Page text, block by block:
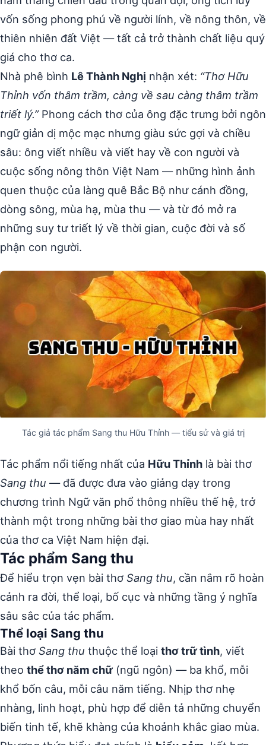
vốn sống phong phú về người lính, về nông thôn, về
thiên nhiên đất Việt — tất cả trở thành chất liệu quý
giá cho thơ ca.
Nhà phê bình Lê Thành Nghị nhận xét: “Thơ Hữu
Thỉnh vốn thâm trầm, càng về sau càng thâm trầm
triết lý.”Phong cách thơ của ông đặc trưng bởi ngôn
ngữ giản dị mộc mạc nhưng giàu sức gợi và chiều
sâu: ông viết nhiều và viết hay về con người và
cuộc sống nông thôn Việt Nam — những hình ảnh
quen thuộc của làng quê Bắc Bộ như cánh đồng,
dòng sông, mùa hạ, mùa thu — và từ đó mở ra
những suy tư triết lý về thời gian, cuộc đời và số
phận con người.
Tác giả tác phẩm Sang thu Hữu Thỉnh — tiểu sử và giá trị
Tác phẩm nổi tiếng nhất của Hữu Thỉnh là bài thơ
Sang thu — đã được đưa vào giảng dạy trong
chương trình Ngữ văn phổ thông nhiều thế hệ, trở
thành một trong những bài thơ giao mùa hay nhất
của thơ ca Việt Nam hiện đại.
Tác phẩm Sang thu
Để hiểu trọn vẹn bài thơ Sang thu, cần nắm rõ hoàn
cảnh ra đời, thể loại, bố cục và những tầng ý nghĩa
sâu sắc của tác phẩm.
Thể loại Sang thu
Bài thơ Sang thu thuộc thể loại thơ trữ tình, viết
theo thể thơ năm chữ (ngũ ngôn) — ba khổ, mỗi
khổ bốn câu, mỗi câu năm tiếng. Nhịp thơ nhẹ
nhàng, linh hoạt, phù hợp để diễn tả những chuyển
biến tinh tế, khẽ khàng của khoảnh khắc giao mùa.